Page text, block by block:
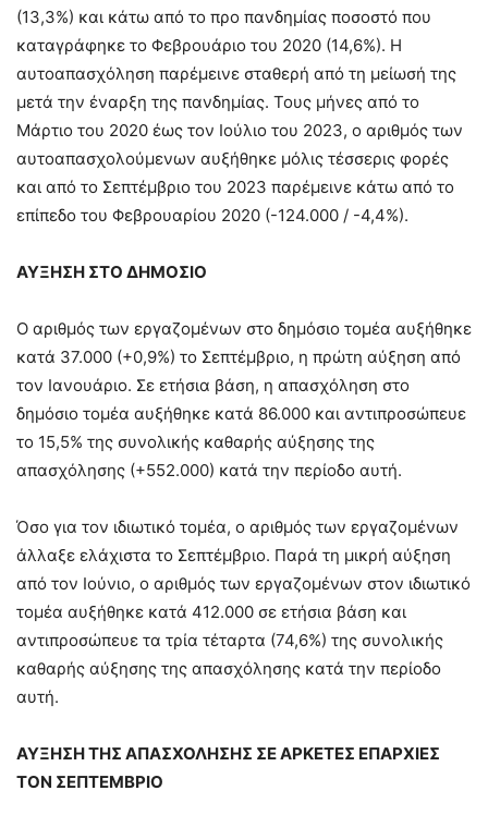
(13,3%) και κάτω από το προ πανδημίας ποσοστό που
καταγράφηκε το Φεβρουάριο του 2020 (14,6%). Η
αυτοαπασχόληση παρέμεινε σταθερή από τη μείωσή της
μετά την έναρξη της πανδημίας. Τους μήνες από το
Μάρτιο του 2020 έως τον Ιούλιο του 2023, ο αριθμός των
αυτοαπασχολούμενων αυξήθηκε μόλις τέσσερις φορές
και από το Σεπτέμβριο του 2023 παρέμεινε κάτω από το
επίπεδο του Φεβρουαρίου 2020 (-124.000 / -4,4%).
ΑΥΞΗΣΗ ΣΤΟ ΔΗΜΟΣΙΟ
Ο αριθμός των εργαζομένων στο δημόσιο τομέα αυξήθηκε
κατά 37.000 (+0,9%) το Σεπτέμβριο, η πρώτη αύξηση από
τον Ιανουάριο. Σε ετήσια βάση, η απασχόληση στο
δημόσιο τομέα αυξήθηκε κατά 86.000 και αντιπροσώπευε
το 15,5% της συνολικής καθαρής αύξησης της
απασχόλησης (+552.000) κατά την περίοδο αυτή.
Όσο για τον ιδιωτικό τομέα, ο αριθμός των εργαζομένων
άλλαξε ελάχιστα το Σεπτέμβριο. Παρά τη μικρή αύξηση
από τον Ιούνιο, ο αριθμός των εργαζομένων στον ιδιωτικό
τομέα αυξήθηκε κατά 412.000 σε ετήσια βάση και
αντιπροσώπευε τα τρία τέταρτα (74,6%) της συνολικής
καθαρής αύξησης της απασχόλησης κατά την περίοδο
αυτή.
ΑΥΞΗΣΗ ΤΗΣ ΑΠΑΣΧΟΛΗΣΗΣ ΣΕ ΑΡΚΕΤΕΣ ΕΠΑΡΧΙΕΣ
ΤΟΝ ΣΕΠΤΕΜΒΡΙΟ